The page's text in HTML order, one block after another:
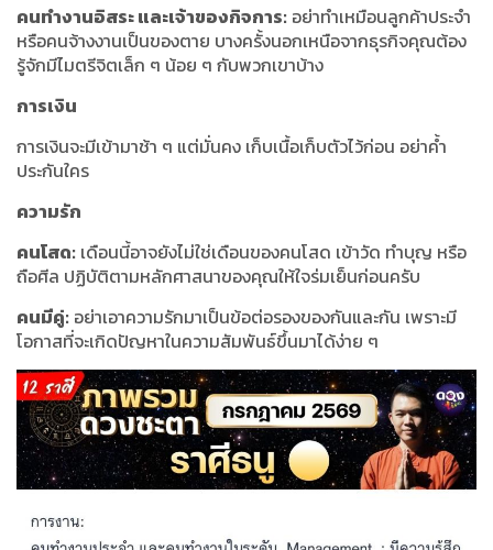
คนทำงานอิสระ และเจ้าของกิจการ: อย่าทำเหมือนลูกค้าประจำ
หรือคนจ้างงานเป็นของตาย บางครั้งนอกเหนือจากธุรกิจคุณต้อง
รู้จักมีไมตรีจิตเล็ก ๆ น้อย ๆ กับพวกเขาบ้าง
การเงิน
การเงินจะมีเข้ามาช้า ๆ แต่มั่นคง เก็บเนื้อเก็บตัวไว้ก่อน อย่าค้ำ
ประกันใคร
ความรัก
คนโสด: เดือนนี้อาจยังไม่ใช่เดือนของคนโสด เข้าวัด ทำบุญ หรือ
ถือศีล ปฏิบัติตามหลักศาสนาของคุณให้ใจร่มเย็นก่อนครับ
คนมีคู่: อย่าเอาความรักมาเป็นข้อต่อรองของกันและกัน เพราะมี
โอกาสที่จะเกิดปัญหาในความสัมพันธ์ขึ้นมาได้ง่าย ๆ